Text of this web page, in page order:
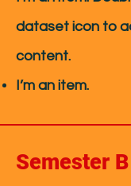
dataset icon to
content.
I’m an item. ​
Semester B